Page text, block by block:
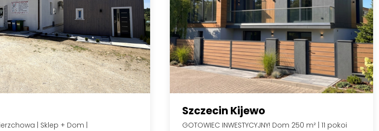
| Sklep + Dom |
Szczecin Kijewo
GOTOWIEC INWESTYCYJNY! Dom 250 m² | 11 pokoi